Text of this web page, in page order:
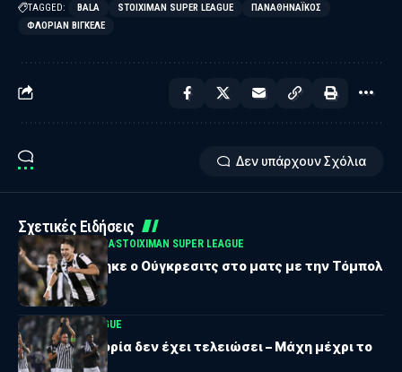
TAGGED: BALA STOIXIMAN SUPER LEAGUE
ΠΑΝΑΘΗΝΑΪΚΌΣ
ΦΛΌΡΙΑΝ ΒΊΓΚΕΛΕ
Δεν υπάρχουν Σχόλια
Σχετικές Ειδήσεις
SERBIAN SUPERLIGASTOIXIMAN SUPER LEAGUE
Δεν αγωνίστηκε ο Ούγκρεσιτς στο ματς με την Τόμπολ
UEFA EUROPA LEAGUE
ΠΑΟΚ: «Η ιστορία δεν έχει τελειώσει – Μάχη μέχρι το
τέλος» (vid)